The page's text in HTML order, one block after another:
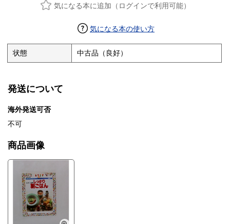
気になる本に追加（ログインで利用可能）
気になる本の使い方
状態 中古品（良好）
発送について
海外発送可否
不可
商品画像